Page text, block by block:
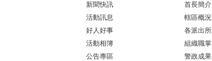
新聞快訊
活動訊息
好人好事
活動相簿
公告專區
首長簡介
轄區概況
各派出
組織職掌
警政成果